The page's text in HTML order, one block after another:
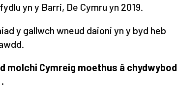
yn y Barri, De Cymru yn 2019.
y gallwch wneud daioni yn y byd heb
molchi Cymreig moethus â chydwybod